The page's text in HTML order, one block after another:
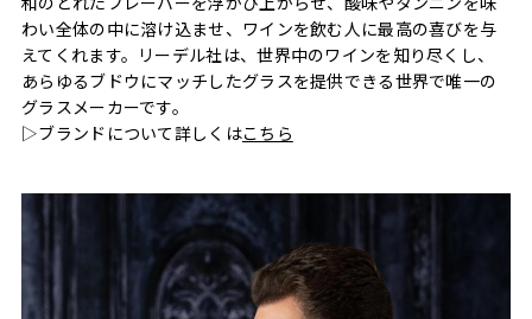
わい全体の中に溶け込ませ、ワインを飲む人に最高の喜びを与
えてくれます。リーデル社は、世界中のワインを知り尽くし、
あらゆるブドウにマッチしたグラスを提供できる世界で唯一の
グラスメーカーです。
▷ブランドについて詳しくはこちら